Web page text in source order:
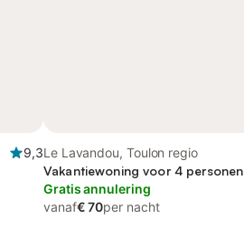
9,3Le Lavandou, Toulon regio
Vakantiewoning voor 4 personen
Gratis annulering
vanaf€ 70per nacht